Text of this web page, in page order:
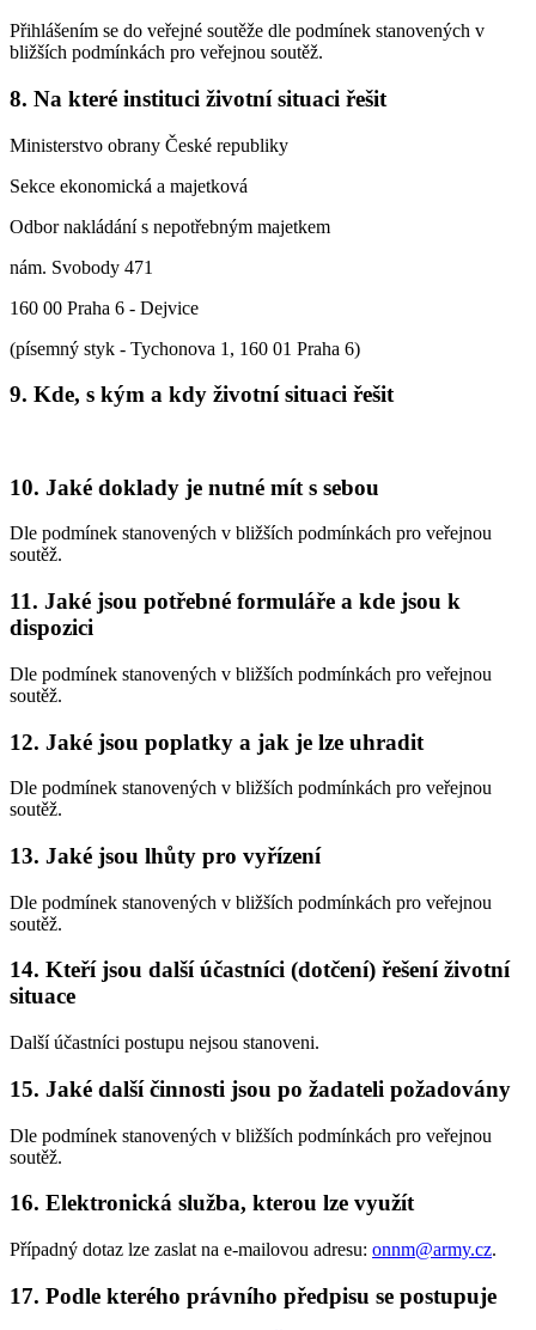
Přihlášením se do veřejné soutěže dle podmínek stanovených v
bližších podmínkách pro veřejnou soutěž.
8. Na které instituci životní situaci řešit
Ministerstvo obrany České republiky
Sekce ekonomická a majetková
Odbor nakládání s nepotřebným majetkem
nám. Svobody 471
160 00 Praha 6 - Dejvice
(písemný styk - Tychonova 1, 160 01 Praha 6)
9. Kde, s kým a kdy životní situaci řešit
10. Jaké doklady je nutné mít s sebou
Dle podmínek stanovených v bližších podmínkách pro veřejnou
soutěž.
11. Jaké jsou potřebné formuláře a kde jsou k
dispozici
Dle podmínek stanovených v bližších podmínkách pro veřejnou
soutěž.
12. Jaké jsou poplatky a jak je lze uhradit
Dle podmínek stanovených v bližších podmínkách pro veřejnou
soutěž.
13. Jaké jsou lhůty pro vyřízení
Dle podmínek stanovených v bližších podmínkách pro veřejnou
soutěž.
14. Kteří jsou další účastníci (dotčení) řešení životní
situace
Další účastníci postupu nejsou stanoveni.
15. Jaké další činnosti jsou po žadateli požadovány
Dle podmínek stanovených v bližších podmínkách pro veřejnou
soutěž.
16. Elektronická služba, kterou lze využít
Případný dotaz lze zaslat na e-mailovou adresu: onnm@army.cz.
17. Podle kterého právního předpisu se postupuje